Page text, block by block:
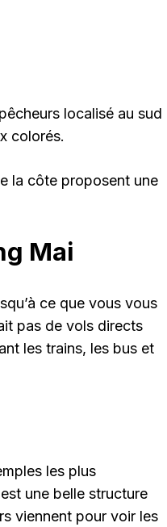
localisé au sud
colorés.
la côte proposent une
Mai
ce que vous vous
pas de vols directs
les trains, les bus et
les plus
une belle structure
viennent pour voir les